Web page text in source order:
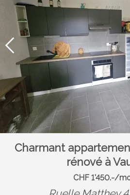
Charmant
rénové à
CHF 1'450.-/